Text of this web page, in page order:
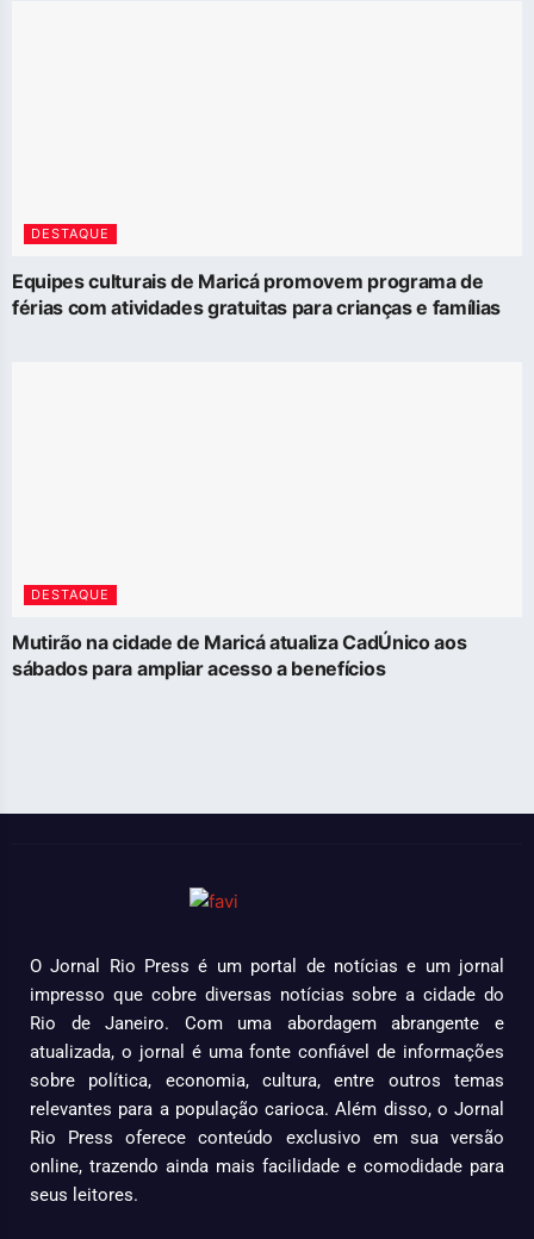
DESTAQUE
Equipes culturais de Maricá promovem programa de
férias com atividades gratuitas para crianças e famílias
DESTAQUE
Mutirão na cidade de Maricá atualiza CadÚnico aos
sábados para ampliar acesso a benefícios
O Jornal Rio Press é um portal de notícias e um jornal
impresso que cobre diversas notícias sobre a cidade do
Rio de Janeiro. Com uma abordagem abrangente e
atualizada, o jornal é uma fonte confiável de informações
sobre política, economia, cultura, entre outros temas
relevantes para a população carioca. Além disso, o Jornal
Rio Press oferece conteúdo exclusivo em sua versão
online, trazendo ainda mais facilidade e comodidade para
seus leitores.